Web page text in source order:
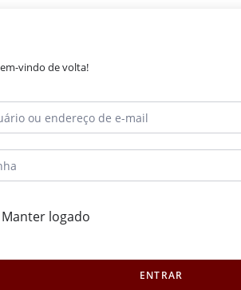
vindo de volta!
Manter logado
ENTRAR